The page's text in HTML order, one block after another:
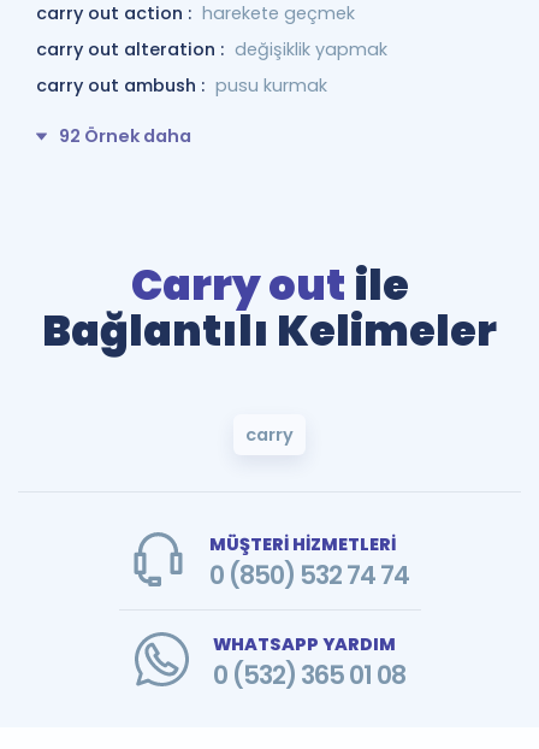
carry out action : harekete geçmek
carry out alteration : değişiklik yapmak
carry out ambush : pusu kurmak
92 Örnek daha
Carry out ile
Bağlantılı Kelimeler
carry
MÜŞTERİ HİZMETLERİ
0 (850) 532 74 74
WHATSAPP YARDIM
0 (532) 365 01 08